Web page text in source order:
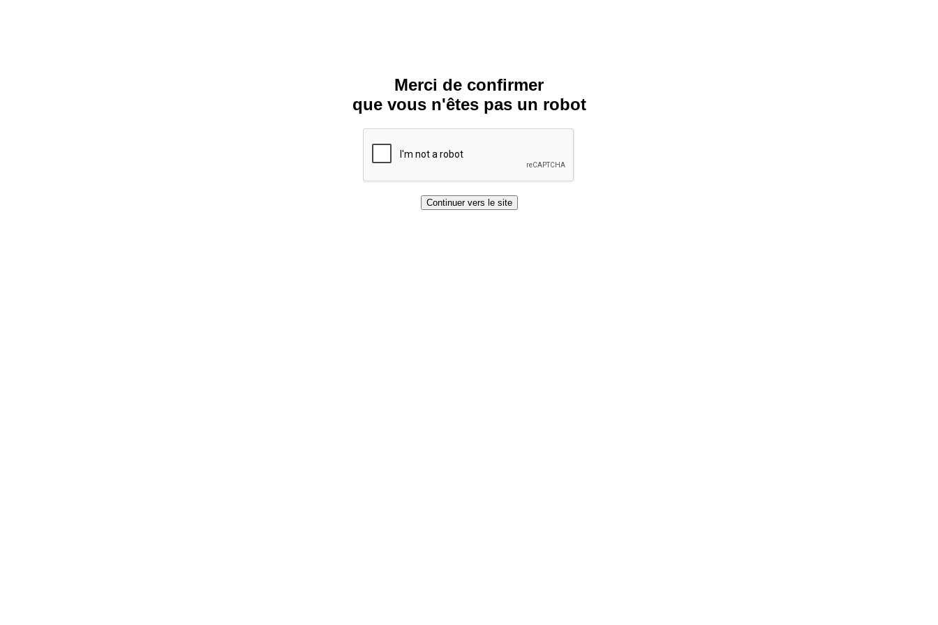
Merci de confirmer
que vous n'êtes pas un robot
Continuer vers le site